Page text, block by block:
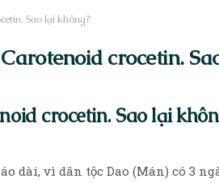
Sao lại không?
crocetin.
crocetin. Sao lại
dài, vì dân tộc Dao (Mán) có 3